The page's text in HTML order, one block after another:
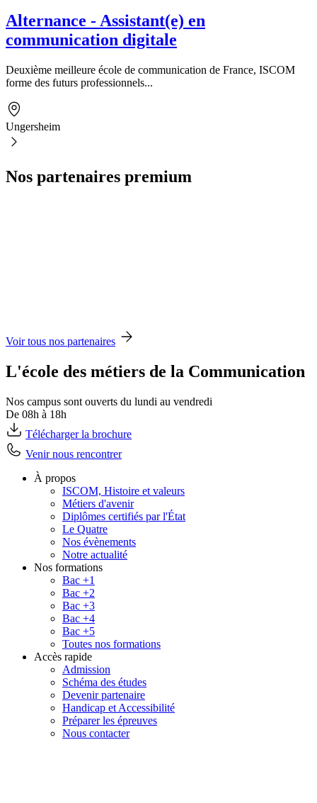
Alternance - Assistant(e) en
communication digitale
Deuxième meilleure école de communication de France, ISCOM
forme des futurs professionnels...
Ungersheim
Nos partenaires premium
Voir tous nos partenaires
L'école des métiers de la Communication
Nos campus sont ouverts du lundi au vendredi
De 08h à 18h
Télécharger la brochure
Venir nous rencontrer
À propos
ISCOM, Histoire et valeurs
Métiers d'avenir
Diplômes certifiés par l'État
Le Quatre
Nos évènements
Notre actualité
Nos formations
Bac +1
Bac +2
Bac +3
Bac +4
Bac +5
Toutes nos formations
Accès rapide
Admission
Schéma des études
Devenir partenaire
Handicap et Accessibilité
Préparer les épreuves
Nous contacter